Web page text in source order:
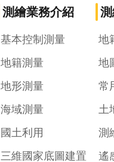
測繪業務介紹
基本控制測量
地籍測量
地形測量
海域測量
國土利用
三維國家底圖建置
地
地
常
土
測
遙